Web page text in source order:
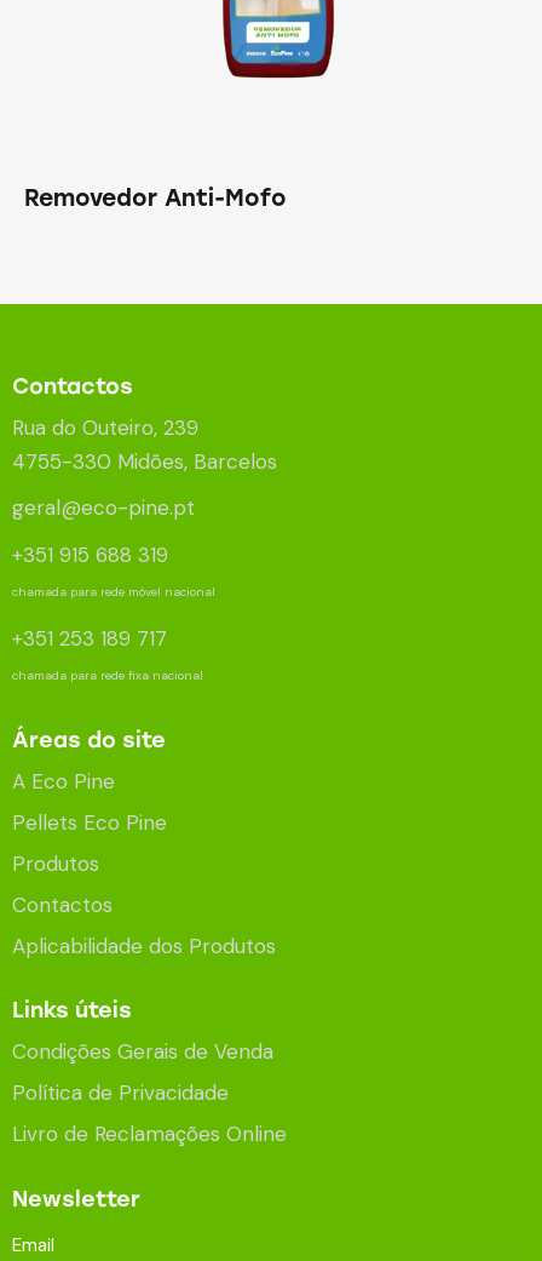
Removedor Anti-Mofo
Contactos
Rua do Outeiro, 239
4755-330 Midões, Barcelos
geral@eco-pine.pt
+351 915 688 319
chamada para rede móvel nacional
+351 253 189 717
chamada para rede fixa nacional
Áreas do site
A Eco Pine
Pellets Eco Pine
Produtos
Contactos
Aplicabilidade dos Produtos
Links úteis
Condições Gerais de Venda
Política de Privacidade
Livro de Reclamações Online
Newsletter